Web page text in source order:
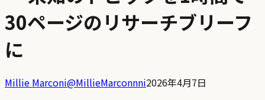
30ページのリサーチブリーフ
に
Millie Marconi@MillieMarconnni2026年4月7日